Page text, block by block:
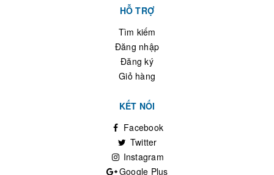
HỖ TRỢ
Tìm kiếm
Đăng nhập
Đăng ký
Giỏ hàng
KẾT NỐI
Facebook
Twitter
Instagram
Google Plus